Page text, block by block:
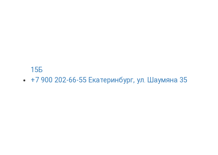
15Б
+7 900 202-66-55 Екатеринбург, ул. Шаумяна 35